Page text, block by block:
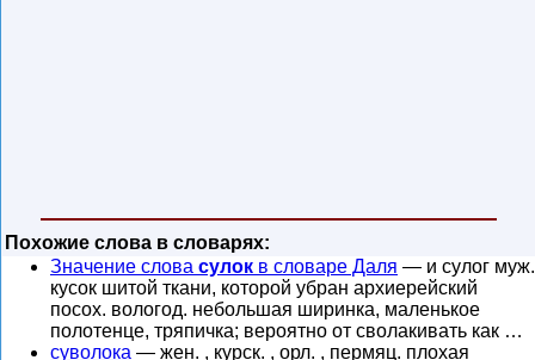
Похожие слова в словарях:
Значение слова сулок в словаре Даля — и сулог муж.
кусок шитой ткани, которой убран архиерейский
посох. вологод. небольшая ширинка, маленькое
полотенце, тряпичка; вероятно от сволакивать как …
суволока — жен. , курск. , орл. , пермяц. плохая